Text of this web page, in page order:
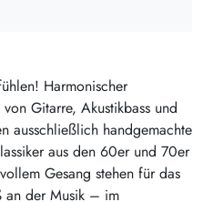
Harmonischer
Gitarre, Akustikbass und
ausschließlich handgemachte
aus den 60er und 70er
Gesang stehen für das
an der Musik – im